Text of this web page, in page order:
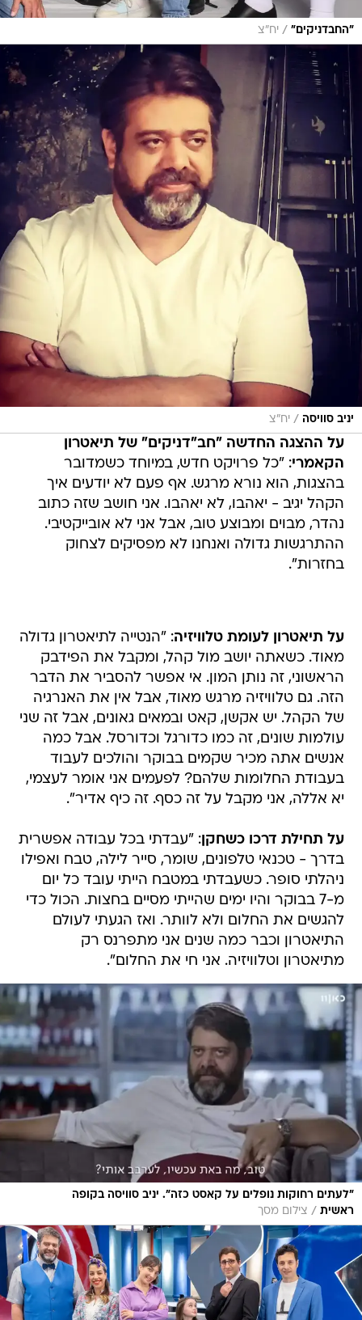
"החבדניקים" / יח"צ
יניב סוויסה / יח"צ
על ההצגה החדשה "חב"דניקים" של תיאטרון
הקאמרי: "כל פרויקט חדש, במיוחד כשמדובר
בהצגות, הוא נורא מרגש. אף פעם לא יודעים איך
הקהל יגיב - יאהבו, לא יאהבו. אני חושב שזה כתוב
נהדר, מבוים ומבוצע טוב, אבל אני לא אובייקטיבי.
ההתרגשות גדולה ואנחנו לא מפסיקים לצחוק
בחזרות".
על תיאטרון לעומת טלוויזיה: "הנטייה לתיאטרון גדולה
מאוד. כשאתה יושב מול קהל, ומקבל את הפידבק
הראשוני, זה נותן המון. אי אפשר להסביר את הדבר
הזה. גם טלוויזיה מרגש מאוד, אבל אין את האנרגיה
של הקהל. יש אקשן, קאט ובמאים גאונים, אבל זה שני
עולמות שונים, זה כמו כדורגל וכדורסל. אבל כמה
אנשים אתה מכיר שקמים בבוקר והולכים לעבוד
בעבודת החלומות שלהם? לפעמים אני אומר לעצמי,
יא אללה, אני מקבל על זה כסף. זה כיף אדיר".
על תחילת דרכו כשחקן: "עבדתי בכל עבודה אפשרית
בדרך - טכנאי טלפונים, שומר, סייר לילה, טבח ואפילו
ניהלתי סופר. כשעבדתי במטבח הייתי עובד כל יום
מ-7 בבוקר והיו ימים שהייתי מסיים בחצות. הכול כדי
להגשים את החלום ולא לוותר. ואז הגעתי לעולם
התיאטרון וכבר כמה שנים אני מתפרנס רק
מתיאטרון וטלוויזיה. אני חי את החלום".
"לעתים רחוקות נופלים על קאסט כזה". יניב סוויסה בקופה
ראשית / צילום מסך